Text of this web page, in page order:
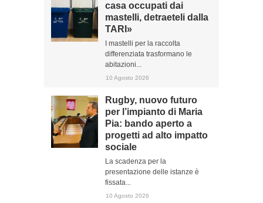
casa occupati dai
mastelli, detraeteli dalla
TARI»
I mastelli per la raccolta
differenziata trasformano le
abitazioni...
10 Agosto 2026
Rugby, nuovo futuro
per l’impianto di Maria
Pia: bando aperto a
progetti ad alto impatto
sociale
La scadenza per la
presentazione delle istanze è
fissata...
10 Agosto 2026